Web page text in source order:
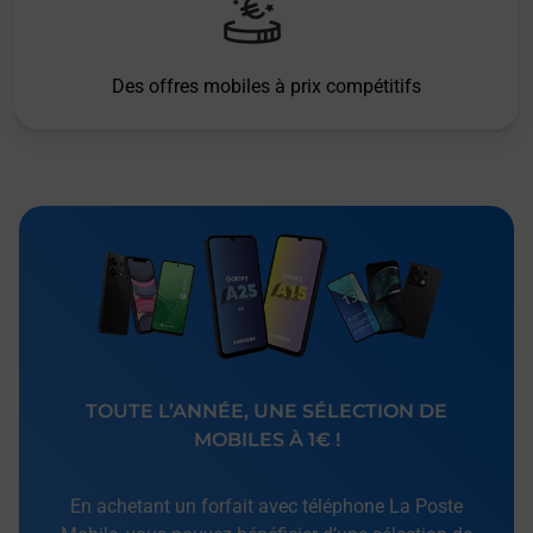
Des offres mobiles à prix compétitifs
TOUTE L’ANNÉE, UNE SÉLECTION DE
MOBILES À 1€ !
En achetant un forfait avec téléphone La Poste